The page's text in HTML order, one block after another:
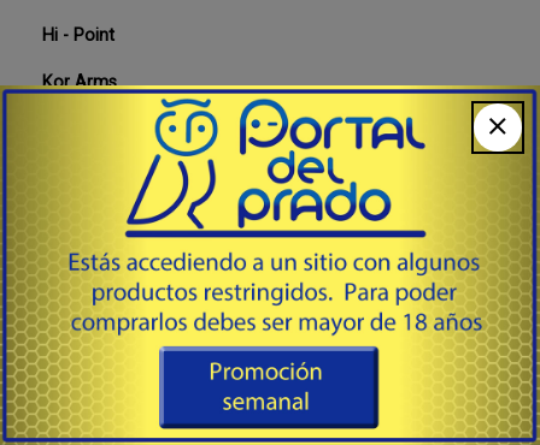
Hi - Point
Kor Arms
Rápidos
Remington
Ruger
Savage & Stevens